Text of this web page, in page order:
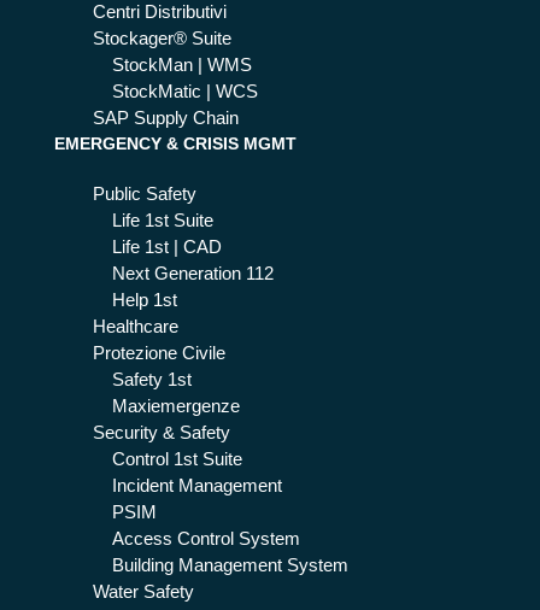
Centri Distributivi
Stockager® Suite
StockMan | WMS
StockMatic | WCS
SAP Supply Chain
EMERGENCY & CRISIS MGMT
Public Safety
Life 1st Suite
Life 1st | CAD
Next Generation 112
Help 1st
Healthcare
Protezione Civile
Safety 1st
Maxiemergenze
Security & Safety
Control 1st Suite
Incident Management
PSIM
Access Control System
Building Management System
Water Safety